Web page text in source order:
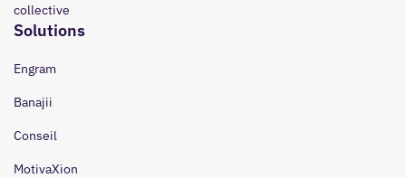
collective
Solutions
Engram
Banajii
Conseil
MotivaXion